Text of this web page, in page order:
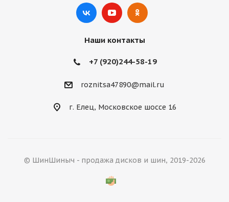
Наши контакты
+7 (920)244-58-19
roznitsa47890@mail.ru
г. Елец, Московское шоссе 16
© ШинШиныч - продажа дисков и шин, 2019-2026